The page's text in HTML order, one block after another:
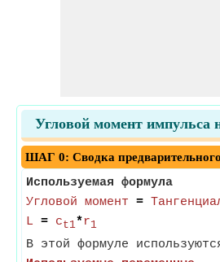
Угловой момент импульса
ШАГ 0: Сводка предварительного
Используемая формула
Угловой момент =
L = ct1*r1
В этой формуле